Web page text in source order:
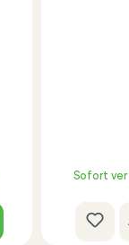
Sofort